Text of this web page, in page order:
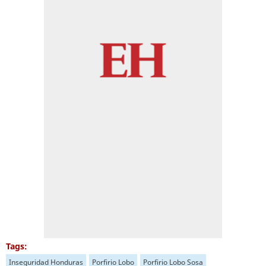
Tags:
Inseguridad Honduras Porfirio Lobo
Porfirio Lobo Sosa